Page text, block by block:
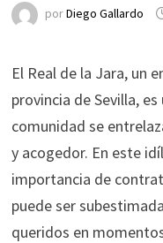
porDiego Gallardo
El Real de la Jara, un
provincia de Sevilla,
comunidad se
y acogedor. En este
importancia de
puede ser
queridos en